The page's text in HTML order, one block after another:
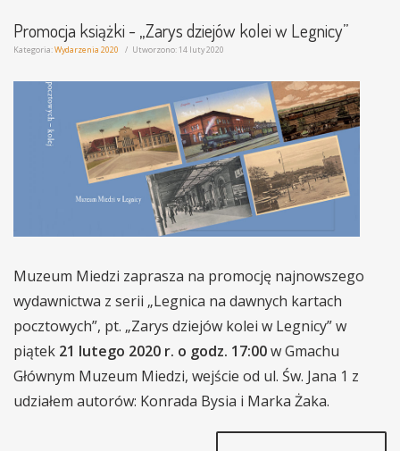
Promocja książki - „Zarys dziejów kolei w Legnicy”
Kategoria:Wydarzenia 2020 Utworzono: 14 luty 2020
Muzeum Miedzi zaprasza na promocję najnowszego
wydawnictwa z serii „Legnica na dawnych kartach
pocztowych”, pt. „Zarys dziejów kolei w Legnicy”w
piątek 21 lutego 2020 r. o godz. 17:00w Gmachu
Głównym Muzeum Miedzi, wejście od ul. Św. Jana 1 z
udziałem autorów: Konrada Bysia i Marka Żaka.